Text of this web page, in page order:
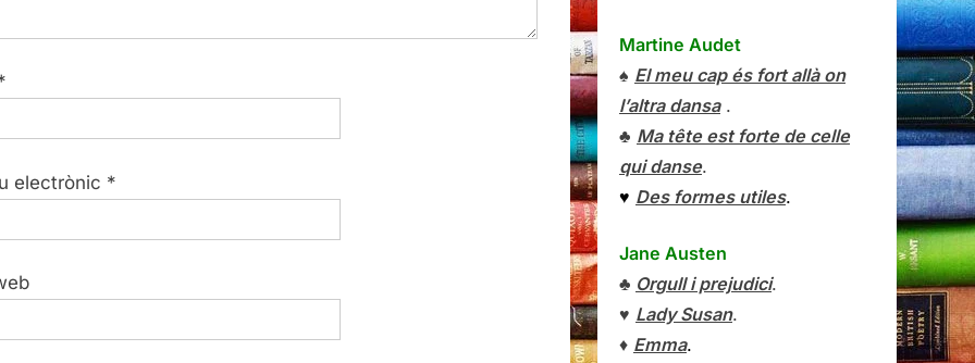
electrònic *
Martine Audet
♠ El meu cap és fort allà on
l’altra dansa.
♣ Ma tête est forte de celle
qui danse.
♥ Des formes utiles.
Jane Austen
♣ Orgull i prejudici.
♥ Lady Susan.
♦ Emma.